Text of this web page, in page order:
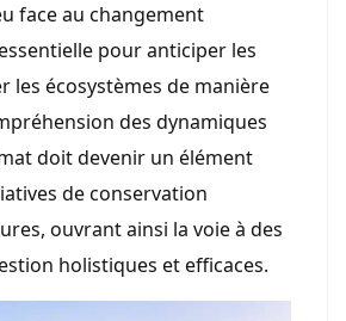
face au changement
pour anticiper les
les écosystèmes de manière
des dynamiques
doit devenir un élément
de conservation
ouvrant ainsi la voie à des
holistiques et efficaces.